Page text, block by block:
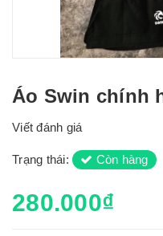
Áo Swin chính
Viết đánh giá
Trạng thái: Còn hàng
280.000₫